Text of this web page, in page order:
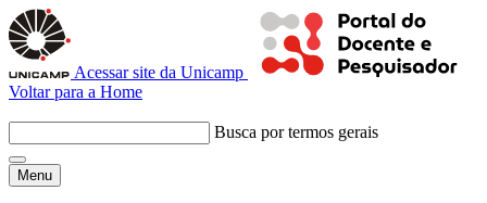
Acessar site da Unicamp
Voltar para a Home
Busca por termos gerais
Menu